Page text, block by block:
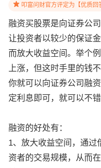
叩富问财官方评定为【优质回
融资买股票是向证券公
让投资者以较少的保证
而放大收益空间。举个
上涨，但这时手里的钱
你就可以向证券公司融
定利息即可，就可以不
融资的好处有：
1、放大收益空间，通过
资者的交易规模，从而